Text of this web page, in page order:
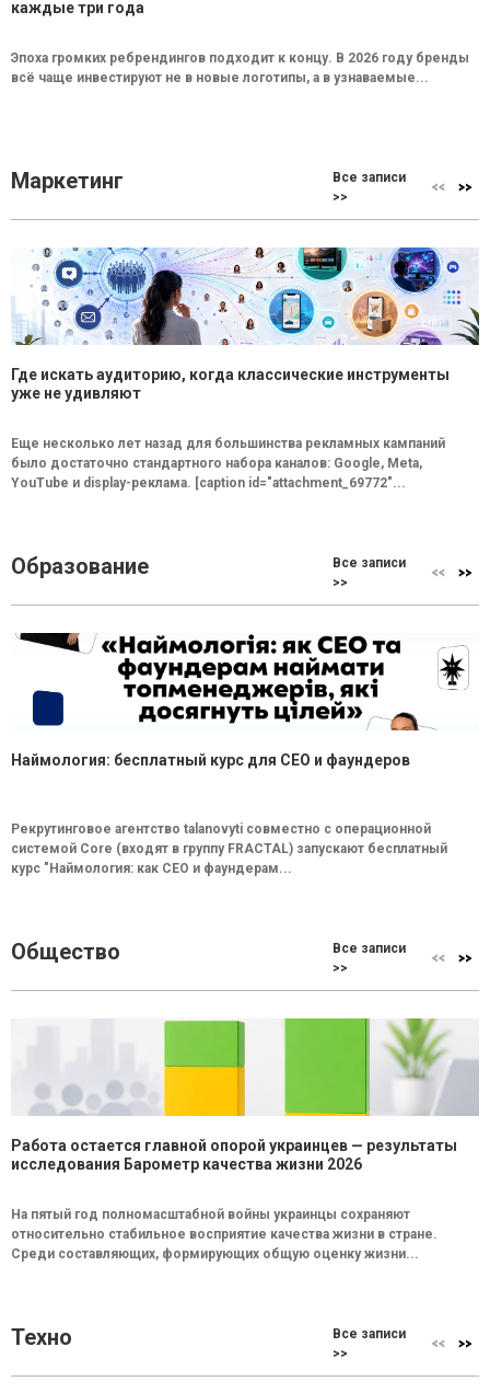
каждые три года
Эпоха громких ребрендингов подходит к концу. В 2026 году бренды
всё чаще инвестируют не в новые логотипы, а в узнаваемые...
Маркетинг
Все записи
>>
Где искать аудиторию, когда классические инструменты
уже не удивляют
Еще несколько лет назад для большинства рекламных кампаний
было достаточно стандартного набора каналов: Google, Meta,
YouTube и display-реклама. [caption id="attachment_69772"...
Образование
Все записи
>>
Наймология: бесплатный курс для CEO и фаундеров
Рекрутинговое агентство talanovyti совместно с операционной
системой Core (входят в группу FRACTAL) запускают бесплатный
курс "Наймология: как СEO и фаундерам...
Общество
Все записи
>>
Работа остается главной опорой украинцев — результаты
исследования Барометр качества жизни 2026
На пятый год полномасштабной войны украинцы сохраняют
относительно стабильное восприятие качества жизни в стране.
Среди составляющих, формирующих общую оценку жизни...
Техно
Все записи
>>